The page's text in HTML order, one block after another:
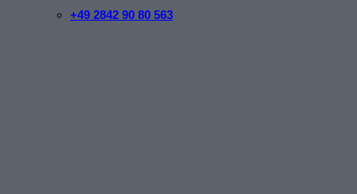
+49 2842 90 80 563